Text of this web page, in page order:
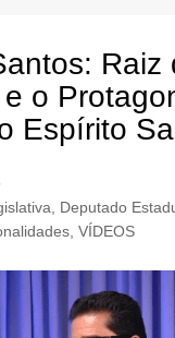
Raiz
o
Espírito
Deputado
, VÍDEOS